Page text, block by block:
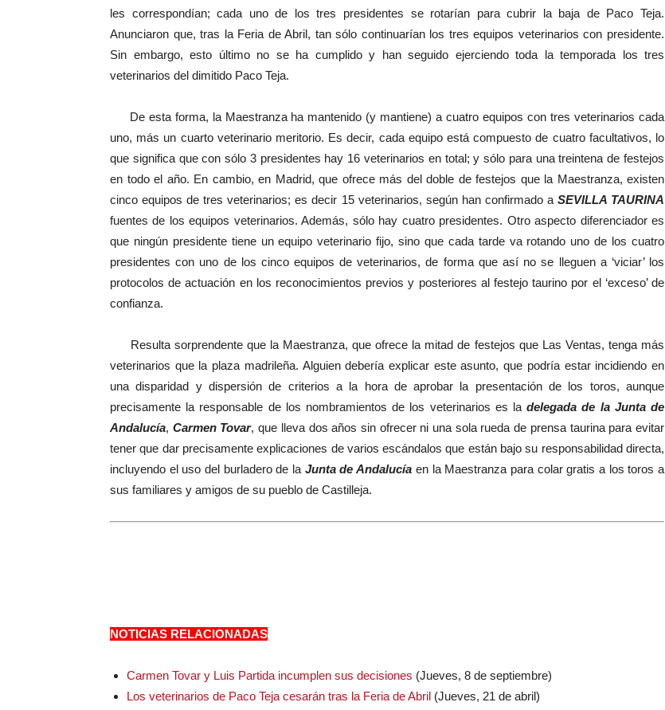
les correspondían; cada uno de los tres presidentes se rotarían para cubrir la baja de Paco Teja.
Anunciaron que, tras la Feria de Abril, tan sólo continuarían los tres equipos veterinarios con presidente.
Sin embargo, esto último no se ha cumplido y han seguido ejerciendo toda la temporada los tres
veterinarios del dimitido Paco Teja.
De esta forma, la Maestranza ha mantenido (y mantiene) a cuatro equipos con tres veterinarios cada
uno, más un cuarto veterinario meritorio. Es decir, cada equipo está compuesto de cuatro facultativos, lo
que significa que con sólo 3 presidentes hay 16 veterinarios en total; y sólo para una treintena de festejos
en todo el año. En cambio, en Madrid, que ofrece más del doble de festejos que la Maestranza, existen
cinco equipos de tres veterinarios; es decir 15 veterinarios, según han confirmado a SEVILLA TAURINA
fuentes de los equipos veterinarios. Además, sólo hay cuatro presidentes. Otro aspecto diferenciador es
que ningún presidente tiene un equipo veterinario fijo, sino que cada tarde va rotando uno de los cuatro
presidentes con uno de los cinco equipos de veterinarios, de forma que así no se lleguen a ‘viciar’ los
protocolos de actuación en los reconocimientos previos y posteriores al festejo taurino por el ‘exceso’ de
confianza.
Resulta sorprendente que la Maestranza, que ofrece la mitad de festejos que Las Ventas, tenga más
veterinarios que la plaza madrileña. Alguien debería explicar este asunto, que podría estar incidiendo en
una disparidad y dispersión de criterios a la hora de aprobar la presentación de los toros, aunque
precisamente la responsable de los nombramientos de los veterinarios es ladelegada de la Junta de
Andalucía, Carmen Tovar, que lleva dos años sin ofrecer ni una sola rueda de prensa taurina para evitar
tener que dar precisamente explicaciones de varios escándalos que están bajo su responsabilidad directa,
incluyendo el uso del burladero de la Junta de Andalucía en la Maestranza para colar gratis a los toros a
sus familiares y amigos de su pueblo de Castilleja.
NOTICIAS RELACIONADAS
Carmen Tovar y Luis Partida incumplen sus decisiones (Jueves, 8 de septiembre)
Los veterinarios de Paco Teja cesarán tras la Feria de Abril (Jueves, 21 de abril)